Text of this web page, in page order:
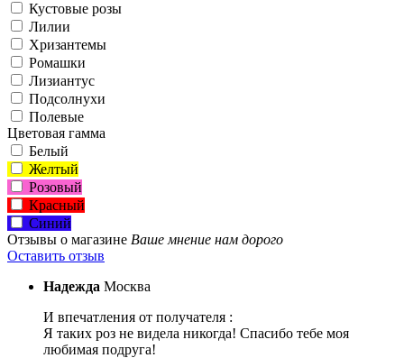
Кустовые розы
Лилии
Хризантемы
Ромашки
Лизиантус
Подсолнухи
Полевые
Цветовая гамма
Белый
Желтый
Розовый
Красный
Синий
Отзывы о магазине Ваше мнение нам дорого
Оставить отзыв
Надежда Москва
И впечатления от получателя :
Я таких роз не видела никогда! Спасибо тебе моя
любимая подруга!